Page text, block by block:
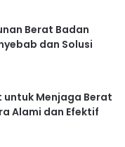
Berat Badan
dan Solusi
untuk Menjaga Berat
Alami dan Efektif